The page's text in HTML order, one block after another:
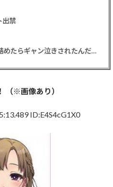
出禁
【悲報】彼女「ごめん！俺くんの貯金、情報商材に使っちゃった」→…問い詰めたらギャン泣きされたんだが俺が悪いのか？
（※画像あり）
ID:E4S4cG1X0